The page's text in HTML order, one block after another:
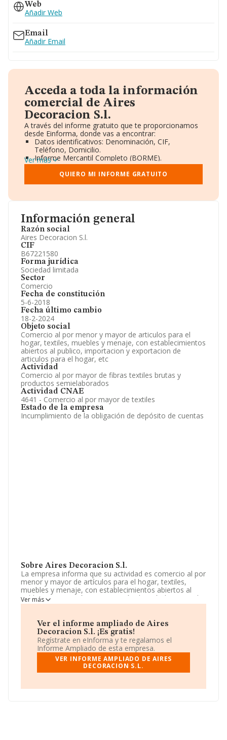
Información general
Razón social
Aires Decoracion S.l.
CIF
B67221580
Forma jurídica
Sociedad limitada
Sector
Comercio
Fecha de constitución
5-6-2018
Fecha último cambio
18-2-2024
Objeto social
Comercio al por menor y mayor de articulos para el
hogar, textiles, muebles y menaje, con establecimientos
abiertos al publico, importacion y exportacion de
articulos para el hogar, etc
Actividad
Comercio al por mayor de fibras textiles brutas y
productos semielaborados
Actividad CNAE
4641 - Comercio al por mayor de textiles
Estado de la empresa
Incumplimiento de la obligación de depósito de cuentas
Sobre Aires Decoracion S.l.
La empresa informa que su actividad es comercio al por
menor y mayor de artículos para el hogar, textiles,
muebles y menaje, con establecimientos abiertos al
publico, importación y exportación de artículos para el
hogar, etc. La sociedad está registrada como Sociedad
por mayor de textiles', código 4641. La sociedad es
importadora y exportadora.
La empresa españolaAires Decoracion S.L
B67221580, tiene su domicilio social establecido en
Calle Balmes núm. 197 Loc, (08006), Barcelona,
Cataluña.
En base a la información de la que dispone INFORMA
Ver más
Ver el informe ampliado de Aires
Decoracion S.l. ¡Es gratis!
Regístrate en eInforma y te regalamos el
Informe Ampliado de esta empresa.
VER INFORME AMPLIADO DE AIRES
DECORACION S.L.
Web
Añadir Web
Email
Añadir Email
Acceda a toda la información
comercial de Aires
Decoracion S.l.
A través del informe gratuito que te proporcionamos
desde Einforma, donde vas a encontrar:
Datos identificativos: Denominación, CIF,
Teléfono, Domicilio.
Informe Mercantil Completo (BORME).
Gráficos de Evolución Ventas y Empleados.
Consejo de Administración y Administradores.
Directivos y Ejecutivos.
Información oficial y registral complementaria.
Ver más
QUIERO MI INFORME GRATUITO